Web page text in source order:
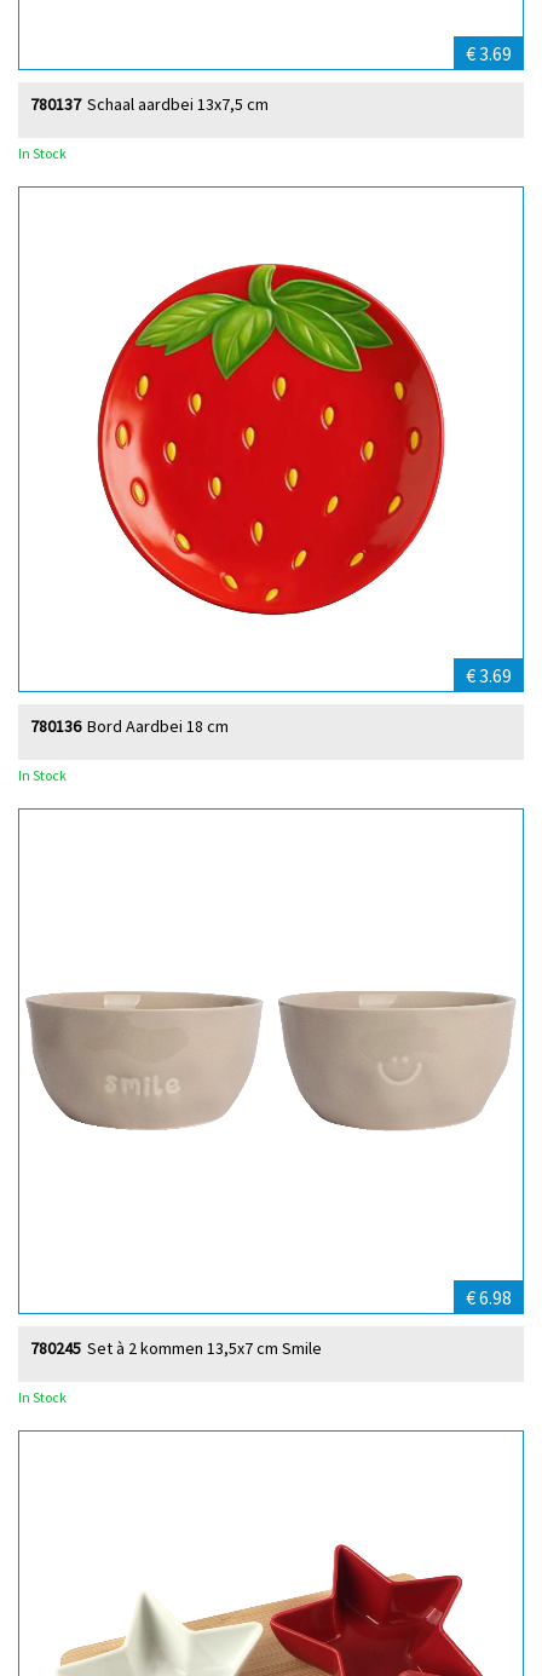
€ 3.69
Schaal aardbei 13x7,5 cm
780137
In Stock
€ 3.69
Bord Aardbei 18 cm
780136
In Stock
€ 6.98
Set à 2 kommen 13,5x7 cm Smile
780245
In Stock